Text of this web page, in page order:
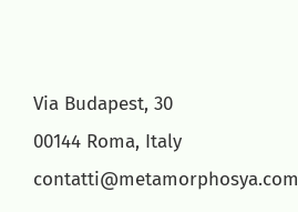
Via Budapest, 30
00144 Roma, Italy
contatti@metamorphosya.com